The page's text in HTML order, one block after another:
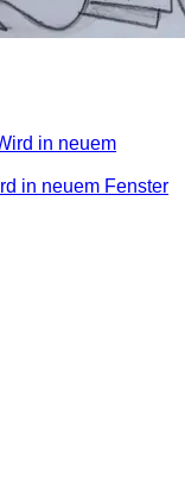
in neuem
in neuem Fenster